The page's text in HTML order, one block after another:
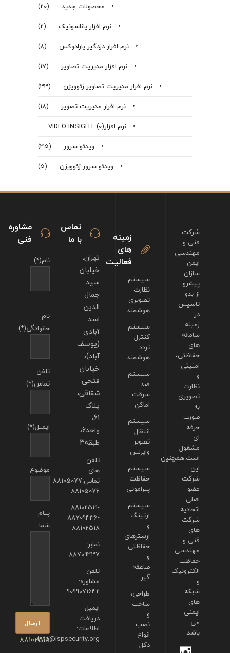
محصولات جدید
(20)
نرم افزار پاناسونیک
(2)
نرم افزار دزدگير پارادوكس
(8)
نرم افزار مدیریت تصاویر
(17)
نرم افزار مدیریت تصاویر ژئوویژن
(33)
نرم افزار مدیریت تصویر
(18)
نرم افزارVIDEO INSIGHT(0)
ویدئو سرور
(45)
ویدئو سرور ژئوویژن
(5)
مشاوره
فنی
نام(*)
نام
خانوادگی(*)
تلفن
تماس(*)
ایمیل(*)
موضوع
پیام
شما
88102518
تماس
با ما
تهران،
خیابان
سید
جمال
الدین
اسد
آبادی
(یوسف
آباد)،
خیابان
فتحی
شقاقی،
پلاک
61،
واحد6،
طبقه3
تلفن
های
تماس:88105077-
88105076
88102519-
88709436-
88102518
نمابر:
88709437
تلفن
مشاوره:
9099071642
ایمیل
دریافت
اطلاعات:
info@ispsecurity.org
زمینه
های
فعالیت
سیستم
نظارت
تصویری
هوشمند
سیستم
کنترل
تردد
هوشمند
سیستم
ضد
سرقت
اماکن
سیستم
انتقال
تصویر
وایرلس
سیستم
حفاظت
پیرامونی
سیستم
ارتینگ
و
ارسترهای
حفاظتی
و
صاعقه
گیر
طراحی،
ساخت
و
نصب
انواع
دکل
شرکت
فنی و
مهندسی
ایمن
سازان
پیشرو
از بدو
تاسیس
در
زمینه
سامانه
های
حفاظتی،
امنیتی
و
نظارت
تصویری
به
صورت
حرفه
ای
مشغول
است.همچنین
این
شرکت
عضو
اصلی
اتحادیه
شرکت
های
فنی و
مهندسی
حفاظت
الکترونیک
و
شبکه
های
ایمنی
می
باشد.